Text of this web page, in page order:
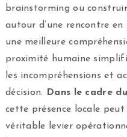
brainstorming ou
autour d’une rencontre
une meilleure
proximité humaine
les incompréhensions et
décision.
Dans le cadre
cette présence locale
véritable levier